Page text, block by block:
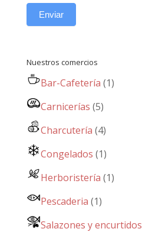
Enviar
Nuestros comercios
Bar-Cafetería (1)
Carnicerías (5)
Charcutería (4)
Congelados (1)
Herboristería (1)
Pescaderia (1)
Salazones y encurtidos